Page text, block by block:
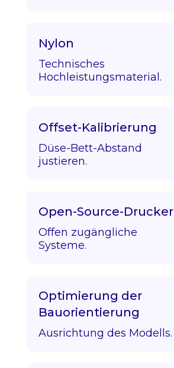
Nylon
Technisches
Hochleistungsmaterial.
Offset-Kalibrierung
Düse-Bett-Abstand
justieren.
Open-Source-Drucker
Offen zugängliche
Systeme.
Optimierung der
Bauorientierung
Ausrichtung des Modells.